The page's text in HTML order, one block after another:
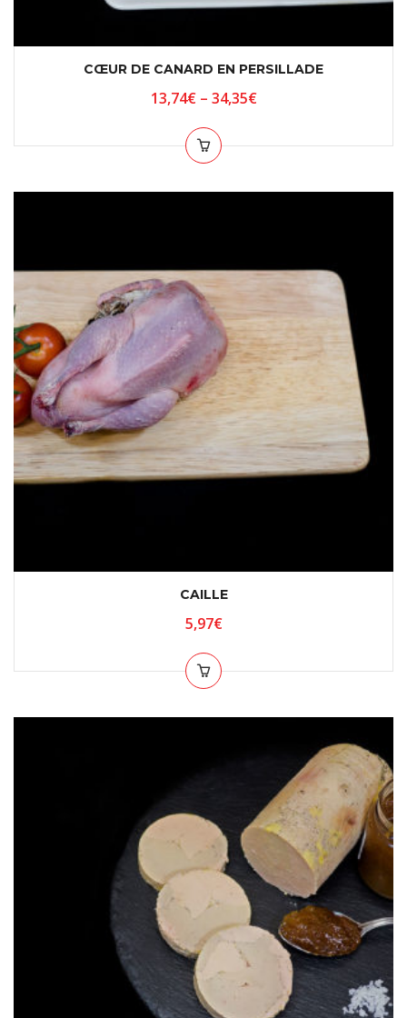
CŒUR DE CANARD EN PERSILLADE
13,74€– 34,35€
CAILLE
5,97€